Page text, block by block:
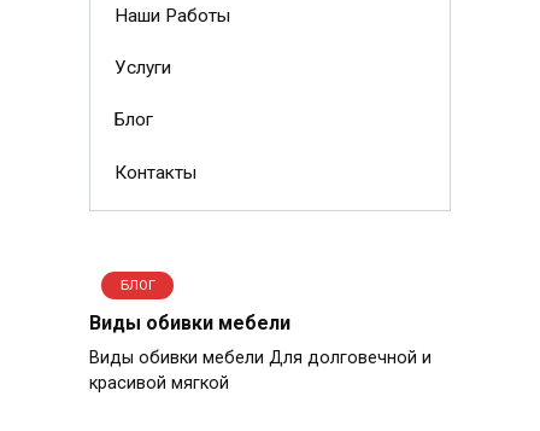
Наши Работы
Услуги
Блог
Контакты
БЛОГ
Виды обивки мебели
Виды обивки мебели Для долговечной и
красивой мягкой